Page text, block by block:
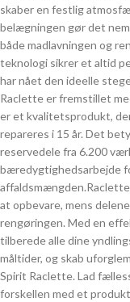
skaber en festlig
belægningen gør det
både madlavningen og
teknologi sikrer et altid
har nået den ideelle
Raclette er fremstillet
er et kvalitetsprodukt,
repareres i 15 år. Det
reservedele fra 6.200
bæredygtighedsarbejde
at opbevare, mens
rengøringen. Med en
tilberede alle dine
måltider, og skab
Spirit Raclette. Lad
forskellen med et